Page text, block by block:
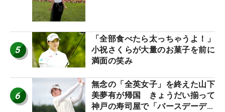
5
「全部食べたら太っちゃうよ！」
小祝さくらが大量のお菓子を前に
満面の笑み
6
無念の「全英女子」を終えた山下
美夢有が帰国 きょうだい揃って
神戸の寿司屋で「バースデーディ